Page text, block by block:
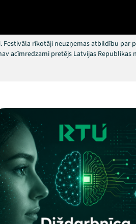
Festivāla rīkotāji neuzņemas atbildību par
acīmredzami pretējs Latvijas Republikas